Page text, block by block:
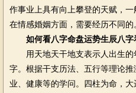
作事业上具有向上攀登的天赋，一
在情感婚姻方面，需要经历不同的
如何看八字命盘运势生辰八字
用天地天干地支表示人出生的
字。根据干支历法、五行等理论
业、健康等的学问。四柱为命，